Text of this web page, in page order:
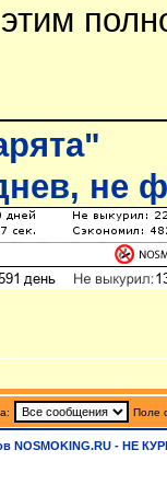
не
Поле
NOSMOKING.RU - НЕ